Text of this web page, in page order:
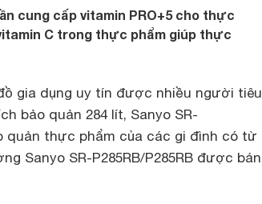
cung cấp vitamin PRO+5 cho thực
C trong thực phẩm giúp thực
gia dụng uy tín được nhiều người tiêu
bảo quản 284 lít, Sanyo SR-
quản thực phẩm của các gi đình có từ
Sanyo SR-P285RB/P285RB được bán